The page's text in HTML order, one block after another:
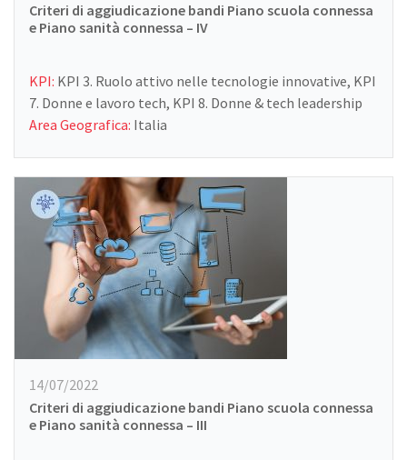
Criteri di aggiudicazione bandi Piano scuola connessa
e Piano sanità connessa – IV
KPI: KPI 3. Ruolo attivo nelle tecnologie innovative, KPI
7. Donne e lavoro tech, KPI 8. Donne & tech leadership
Area Geografica: Italia
14/07/2022
Criteri di aggiudicazione bandi Piano scuola connessa
e Piano sanità connessa – III